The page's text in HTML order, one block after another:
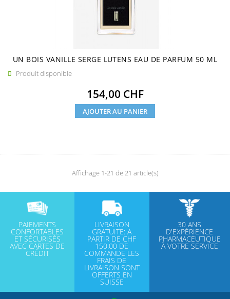
UN BOIS VANILLE SERGE LUTENS EAU DE PARFUM 50 ML
 Produit disponible
Prix
154,00 CHF
AJOUTER AU PANIER
Affichage 1-21 de 21 article(s)
PAIEMENTS
CONFORTABLES
ET SÉCURISÉS
AVEC CARTES DE
CRÉDIT
LIVRAISON
GRATUITE: A
PARTIR DE CHF
150.00 DE
COMMANDE LES
FRAIS DE
LIVRAISON SONT
OFFERTS EN
SUISSE
30 ANS
D'EXPÉRIENCE
PHARMACEUTIQUE
À VOTRE SERVICE